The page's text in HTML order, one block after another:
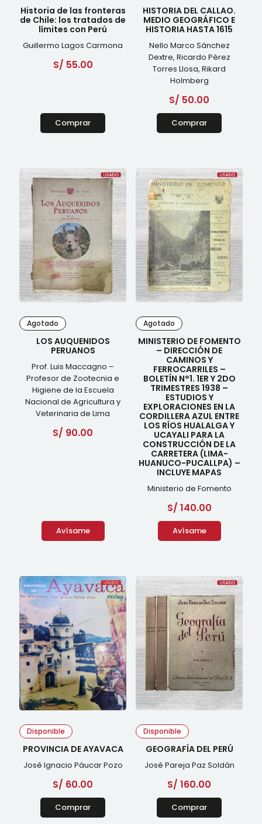
Historia de las fronteras
de Chile: los tratados de
límites con Perú
Guillermo Lagos Carmona
S/ 55.00
Comprar
HISTORIA DEL CALLAO.
MEDIO GEOGRÁFICO E
HISTORIA HASTA 1615
Nello Marco Sánchez
Dextre, Ricardo Pérez
Torres Llosa, Rikard
Holmberg
S/ 50.00
Comprar
Agotado
LOS AUQUENIDOS
PERUANOS
Prof. Luis Maccagno –
Profesor de Zootecnia e
Higiene de la Escuela
Nacional de Agricultura y
Veterinaria de Lima
S/ 90.00
Avísame
Agotado
MINISTERIO DE FOMENTO
– DIRECCIÓN DE
CAMINOS Y
FERROCARRILES –
BOLETÍN N°1. 1ER Y 2DO
TRIMESTRES 1938 –
ESTUDIOS Y
EXPLORACIONES EN LA
CORDILLERA AZUL ENTRE
LOS RÍOS HUALALGA Y
UCAYALI PARA LA
CONSTRUCCIÓN DE LA
CARRETERA (LIMA-
HUANUCO-PUCALLPA) –
INCLUYE MAPAS
Ministerio de Fomento
S/ 140.00
Avísame
Disponible
PROVINCIA DE AYAVACA
José Ignacio Páucar Pozo
S/ 60.00
Comprar
Disponible
GEOGRAFÍA DEL PERÚ
José Pareja Paz Soldán
S/ 160.00
Comprar